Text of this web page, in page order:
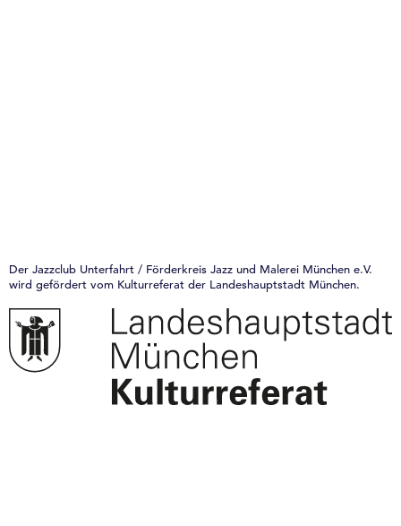
Der Jazzclub Unterfahrt / Förderkreis Jazz und Malerei München e.V.
wird gefördert vom Kulturreferat der Landeshauptstadt München.